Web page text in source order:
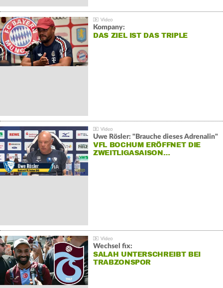
Kompany:
DAS ZIEL IST DAS TRIPLE
Uwe Rösler: "Brauche dieses Adrenalin"
VFL BOCHUM ERÖFFNET DIE
ZWEITLIGASAISON…
Wechsel fix:
SALAH UNTERSCHREIBT BEI
TRABZONSPOR